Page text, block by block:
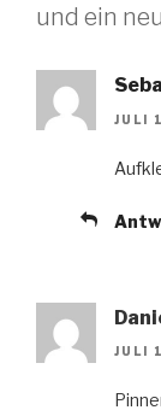
und ein
JULI
JULI